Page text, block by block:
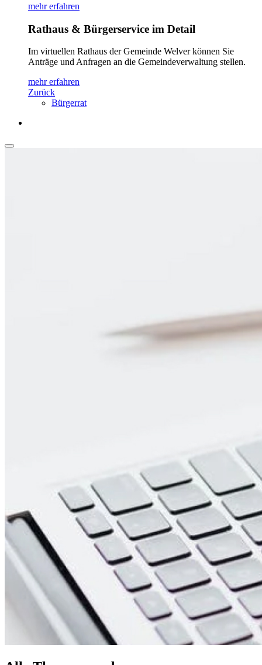
mehr erfahren
Rathaus & Bürgerservice im Detail
Im virtuellen Rathaus der Gemeinde Welver können Sie
Anträge und Anfragen an die Gemeindeverwaltung stellen.
mehr erfahren
Zurück
Bürgerrat